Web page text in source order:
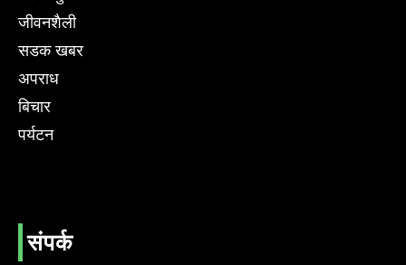
जीवनशैली
सडक खबर
अपराध
बिचार
पर्यटन
संपर्क